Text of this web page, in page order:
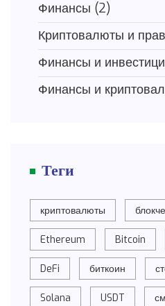
Финансы (2)
Криптовалюты и
Финансы и
Финансы и
Теги
криптовалюты
Ethereum Bitcoin
DeFi биткоин
Solana USDT